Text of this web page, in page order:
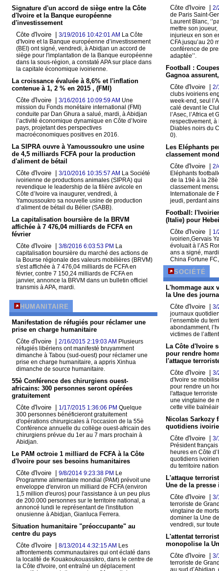
Signature d'un accord de siège entre la Côte
d'Ivoire et la Banque européenne
d'investissement
Côte d'Ivoire | 3/19/2016 10:42:01 AM La Côte
d'Ivoire et la Banque européenne d’investissement
(BEI) ont signé, vendredi, à Abidjan un accord de
siège pour l'implantation de la Banque européenne
dans la sous-région, a constaté APA sur place dans
la capitale économique ivoirienne.
La croissance évaluée à 8,6% et l'inflation
contenue à 1, 2 % en 2015 , (FMI)
Côte d'Ivoire | 3/16/2016 10:09:59 AM Une
mission du Fonds monétaire international (FMI)
conduite par Dan Ghura a salué, mardi, à Abidjan
l’activité économique dynamique en Côte d’Ivoire
pays, projetant des perspectives
macroéconomiques positives en 2016.
La SIPRA ouvre à Yamoussoukro une usine
de 4,5 milliards FCFA pour la production
d'aliment de bétail
Côte d'Ivoire | 3/10/2016 10:35:57 AM La Société
ivoirienne de productions animales (SIPRA) qui
revendique le leadership de la filière avicole en
Côte d’Ivoire va inaugurer, vendredi, à
Yamoussoukro sa nouvelle usine de production
d’aliment de bétail du Bélier (SABB).
La capitalisation boursière de la BRVM
affichée à 7 476,04 milliards de FCFA en
février
Côte d'Ivoire | 3/8/2016 6:03:53 PM La
capitalisation boursière du marché des actions de
la Bourse régionale des valeurs mobilières (BRVM)
s'est affichée à 7 476,04 milliards de FCFA en
février, contre 7 150,24 milliards de FCFA en
janvier, annonce la BRVM dans un bulletin officiel
transmis à APA, mardi.
HUMANITAIRE
Manifestation de réfugiés pour réclamer une
prise en charge humanitaire
Côte d'Ivoire | 2/16/2015 2:19:03 AM Plusieurs
réfugiés libériens ont manifesté bruyamment
dimanche à Tabou (sud-ouest) pour réclamer une
prise en charge humanitaire, a appris Xinhua
dimanche de source humanitaire.
55è Conférence des chirurgiens ouest-
africains: 300 personnes seront opérées
gratuitement
Côte d'Ivoire |
1/17/2015 1:36:06 PM Quelque
300 personnes bénéficieront gratuitement
d'opérations chirurgicales à l'occasion de la 55è
Conférence annuelle du collège ouest-africain des
chirurgiens prévue du 1er au 7 mars prochain à
Abidjan.
Le PAM octroie 1 milliard de FCFA à la Côte
d'Ivoire pour ses besoins humanitaires
Côte d'Ivoire | 9/8/2014 9:23:38 PM Le
Programme alimentaire mondial (PAM) prévoit une
enveloppe d'environ un milliard de FCFA (environ
1,5 million d'euros) pour l'assistance à un peu plus
de 200.000 personnes sur le territoire national, a
annoncé lundi le représentant de l'institution
onusienne à Abidjan, Gianluca Ferrera.
Situation humanitaire "préoccupante" au
centre du pays
Côte d'Ivoire | 8/13/2014 4:32:15 AM Les
affrontements communautaires qui ont éclaté dans
la localité de Kouakoukouassikro, dans le centre de
la Côte d'Ivoire, ont entraîné un déplacement
Côte d'Ivoire | 2/
de Paris Saint-
Laurent Blanc,
mettre son
injurieux en son
CFA jusqu’au 20
conférence de
adaptée’’.
Football :
Gagnoa
Côte d'Ivoire | 2/
clubs ivoiriens
week-end, seul
calé devant le
l’Asec, l’Africa
respectivement, à
Diables noirs du
0).
Les Eléphants
classement
Côte d'Ivoire | 2/
Eléphants
de la 19è à la
classement
Internationale de
jeudi, perdant
Football:
(Italie) pour
Côte d'Ivoire |
ivoirien,Gervais
évoluait à l’AS
ans a signé,
China Fortune
SOCIÉTÉ
L'hommage aux
la Une des
Côte d'Ivoire | 3/
journaux
l’ensemble du
abondamment,
victimes de
La Côte d'Ivoire
pour rendre
l'attaque
Côte d'Ivoire | 3/
d'Ivoire se
pour rendre un
l'attaque
une vingtaine de
cette ville
Nicolas Sarkozy
quotidiens
Côte d'Ivoire | 3/
Président
heures en Côte
quotidiens
du territoire
L'attaque
Une de la
Côte d'Ivoire | 3/
terroriste de
vingtaine de
dominer la Une
vendredi, sur
L'attentat
monopolise la
Côte d'Ivoire | 3/
terroriste de
au sud